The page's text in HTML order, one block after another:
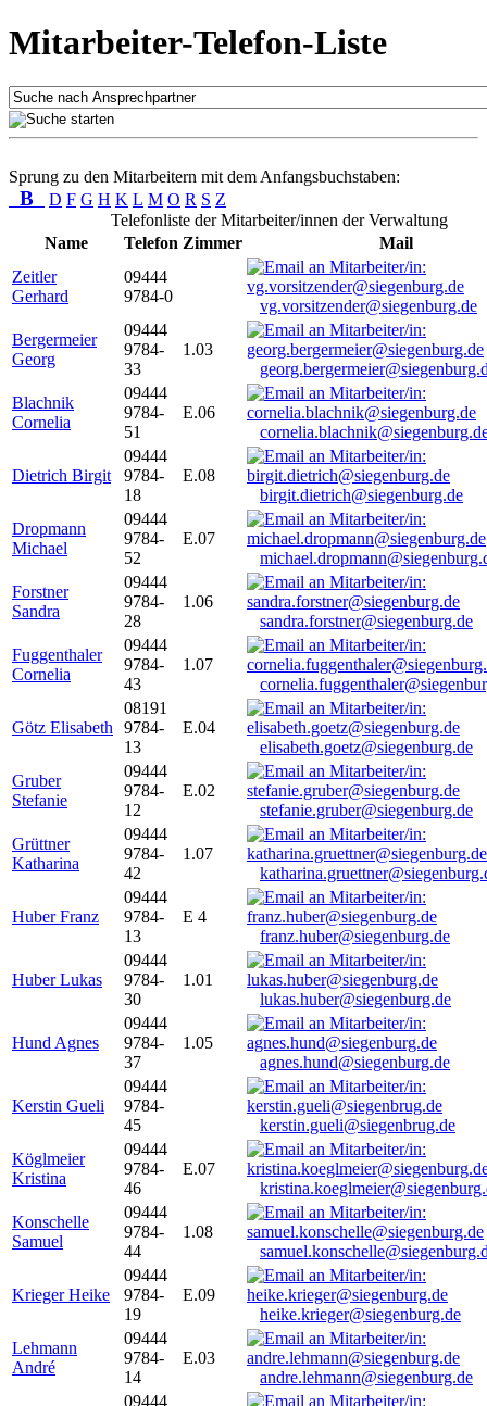
Mitarbeiter-Telefon-Liste
Sprung zu den Mitarbeitern mit dem Anfangsbuchstaben:
B D F G H K L M O R S Z
Telefonliste der Mitarbeiter/innen der Verwaltung
Name
Telefon Zimmer
Mail
Zeitler
Gerhard
09444
9784-0
vg.vorsitzender@siegenburg.de
Bergermeier
Georg
09444
9784-
33
1.03
Blachnik
Cornelia
09444
9784-
51
E.06
Dietrich Birgit
09444
9784-
18
E.08
birgit.dietrich@siegenburg.de
Dropmann
Michael
09444
9784-
52
E.07
Forstner
Sandra
09444
9784-
28
1.06
sandra.forstner@siegenburg.de
Fuggenthaler
Cornelia
09444
9784-
43
1.07
Götz Elisabeth
08191
9784-
13
E.04
elisabeth.goetz@siegenburg.de
Gruber
Stefanie
09444
9784-
12
E.02
stefanie.gruber@siegenburg.de
Grüttner
Katharina
09444
9784-
42
1.07
Huber Franz
09444
9784-
13
E 4
franz.huber@siegenburg.de
Huber Lukas
09444
9784-
30
1.01
lukas.huber@siegenburg.de
Hund Agnes
09444
9784-
37
1.05
agnes.hund@siegenburg.de
Kerstin Gueli
09444
9784-
45
kerstin.gueli@siegenbrug.de
Köglmeier
Kristina
09444
9784-
46
E.07
Konschelle
Samuel
09444
9784-
44
1.08
Krieger Heike
09444
9784-
19
E.09
heike.krieger@siegenburg.de
Lehmann
André
09444
9784-
14
E.03
andre.lehmann@siegenburg.de
09444